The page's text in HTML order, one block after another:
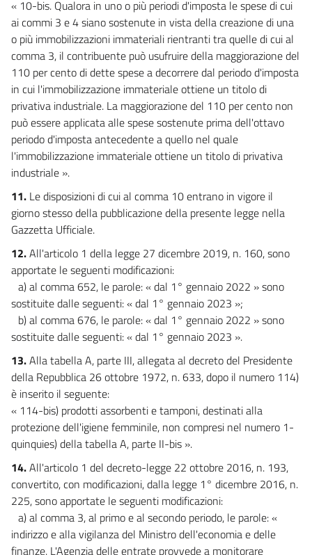
« 10-bis. Qualora in uno o più periodi d'imposta le spese di cui
ai commi 3 e 4 siano sostenute in vista della creazione di una
o più immobilizzazioni immateriali rientranti tra quelle di cui al
comma 3, il contribuente può usufruire della maggiorazione del
110 per cento di dette spese a decorrere dal periodo d'imposta
in cui l'immobilizzazione immateriale ottiene un titolo di
privativa industriale. La maggiorazione del 110 per cento non
può essere applicata alle spese sostenute prima dell'ottavo
periodo d'imposta antecedente a quello nel quale
l'immobilizzazione immateriale ottiene un titolo di privativa
industriale ».
11. Le disposizioni di cui al comma 10 entrano in vigore il
giorno stesso della pubblicazione della presente legge nella
Gazzetta Ufficiale.
12.All'articolo 1 della legge 27 dicembre 2019, n. 160, sono
apportate le seguenti modificazioni:
a) al comma 652, le parole: « dal 1° gennaio 2022 » sono
sostituite dalle seguenti: « dal 1° gennaio 2023 »;
b) al comma 676, le parole: « dal 1° gennaio 2022 » sono
sostituite dalle seguenti: « dal 1° gennaio 2023 ».
13.Alla tabella A, parte III, allegata al decreto del Presidente
della Repubblica 26 ottobre 1972, n. 633, dopo il numero 114)
è inserito il seguente:
« 114-bis) prodotti assorbenti e tamponi, destinati alla
protezione dell'igiene femminile, non compresi nel numero 1-
quinquies) della tabella A, parte II-bis ».
14.All'articolo 1 del decreto-legge 22 ottobre 2016, n. 193,
convertito, con modificazioni, dalla legge 1° dicembre 2016, n.
225, sono apportate le seguenti modificazioni:
a) al comma 3, al primo e al secondo periodo, le parole: «
indirizzo e alla vigilanza del Ministro dell'economia e delle
finanze. L'Agenzia delle entrate provvede a monitorare